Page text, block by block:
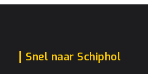
Snel naar Schiphol